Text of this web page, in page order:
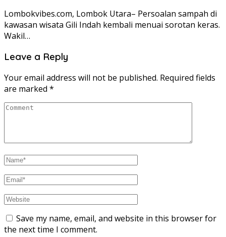
Lombokvibes.com, Lombok Utara– Persoalan sampah di
kawasan wisata Gili Indah kembali menuai sorotan keras.
Wakil…
Leave a Reply
Your email address will not be published. Required fields
are marked *
Save my name, email, and website in this browser for
the next time I comment.